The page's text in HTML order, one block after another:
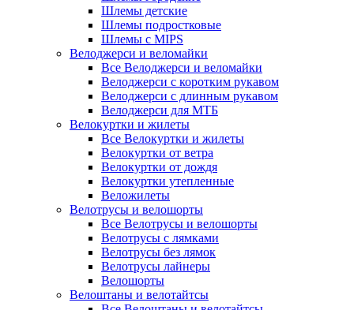
Шлемы детские
Шлемы подростковые
Шлемы с MIPS
Велоджерси и веломайки
Все Велоджерси и веломайки
Велоджерси с коротким рукавом
Велоджерси с длинным рукавом
Велоджерси для МТБ
Велокуртки и жилеты
Все Велокуртки и жилеты
Велокуртки от ветра
Велокуртки от дождя
Велокуртки утепленные
Веложилеты
Велотрусы и велошорты
Все Велотрусы и велошорты
Велотрусы с лямками
Велотрусы без лямок
Велотрусы лайнеры
Велошорты
Велоштаны и велотайтсы